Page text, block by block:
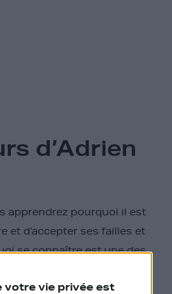
votre vie privée est
d’Adrien
apprendrez pourquoi il est
et d’accepter ses failles et
se connaître est une des
votre entourage.